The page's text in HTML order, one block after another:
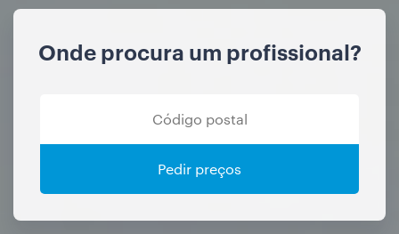
Onde procura um profissional?
Pedir preços